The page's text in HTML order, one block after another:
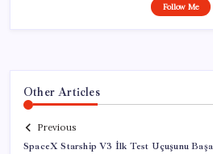
Follow Me
Other Articles
Previous
SpaceX Starship V3 İlk Test Uçuşunu